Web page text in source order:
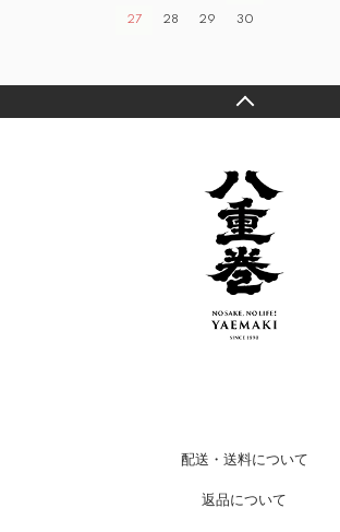
27 28 29 30
配送・送料について
返品について